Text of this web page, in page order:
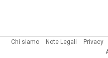
Chi siamo Note Legali Privacy